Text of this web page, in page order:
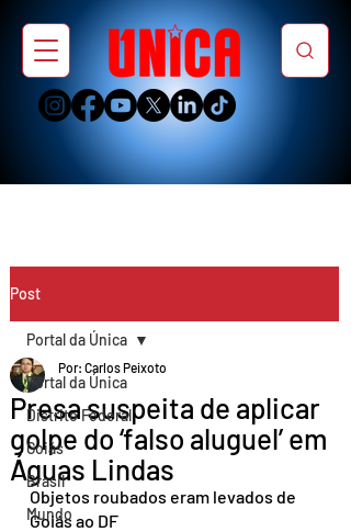
Post
Portal da Única
Distrito Federal
Goiás
Brasil
Mundo
Portal da Única
Presa suspeita de aplicar
golpe do ‘falso aluguel’ em
Águas Lindas
Por: Carlos Peixoto
Objetos roubados eram levados de
Goiás ao DF